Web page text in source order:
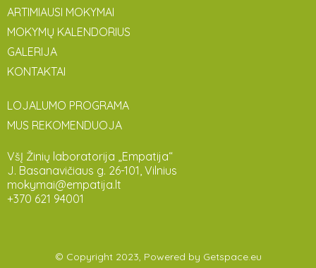
ARTIMIAUSI MOKYMAI
MOKYMŲ KALENDORIUS
GALERIJA
KONTAKTAI
LOJALUMO PROGRAMA
MUS REKOMENDUOJA
VšĮ Žinių laboratorija „Empatija“
J. Basanavičiaus g. 26-101, Vilnius
mokymai@empatija.lt
+370 621 94001
© Copyright 2023, Powered by Getspace.eu